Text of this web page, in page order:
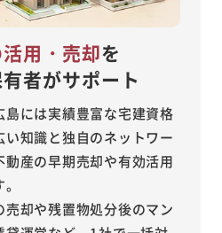
用・売却を
者がサポート
には実績豊富な宅建資格
知識と独自のネットワー
産の早期売却や有効活用
却や残置物処分後のマン